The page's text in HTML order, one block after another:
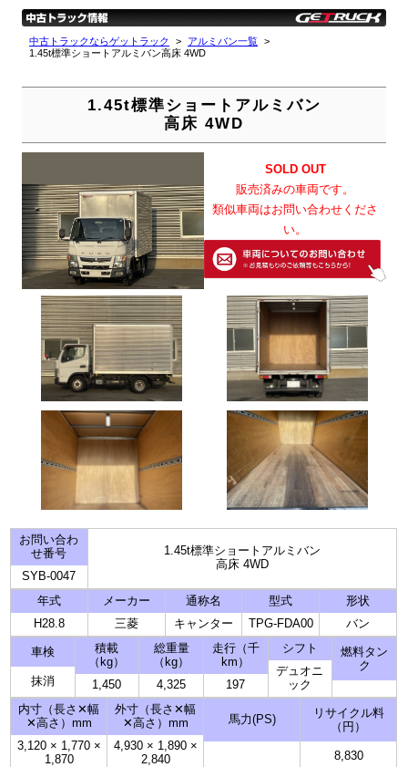
中古トラックならゲットラック
アルミバン一覧
1.45t標準ショートアルミバン高床 4WD
1.45t標準ショートアルミバン
高床 4WD
SOLD OUT
販売済みの車両です。
類似車両はお問い合わせくださ
い。
お問い合わ
せ番号
SYB-0047
1.45t標準ショートアルミバン
高床 4WD
年式
H28.8
メーカー
三菱
通称名
キャンター
型式
TPG-FDA00
形状
バン
車検
抹消
積載
（kg）
1,450
総重量
（kg）
4,325
走行（千
km）
197
シフト
デュオニ
ック
燃料タン
ク
内寸（長さ✕幅
✕高さ）mm
3,120 × 1,770 ×
1,870
外寸（長さ✕幅
✕高さ）mm
4,930 × 1,890 ×
2,840
馬力(PS)
リサイクル料
（円）
8,830